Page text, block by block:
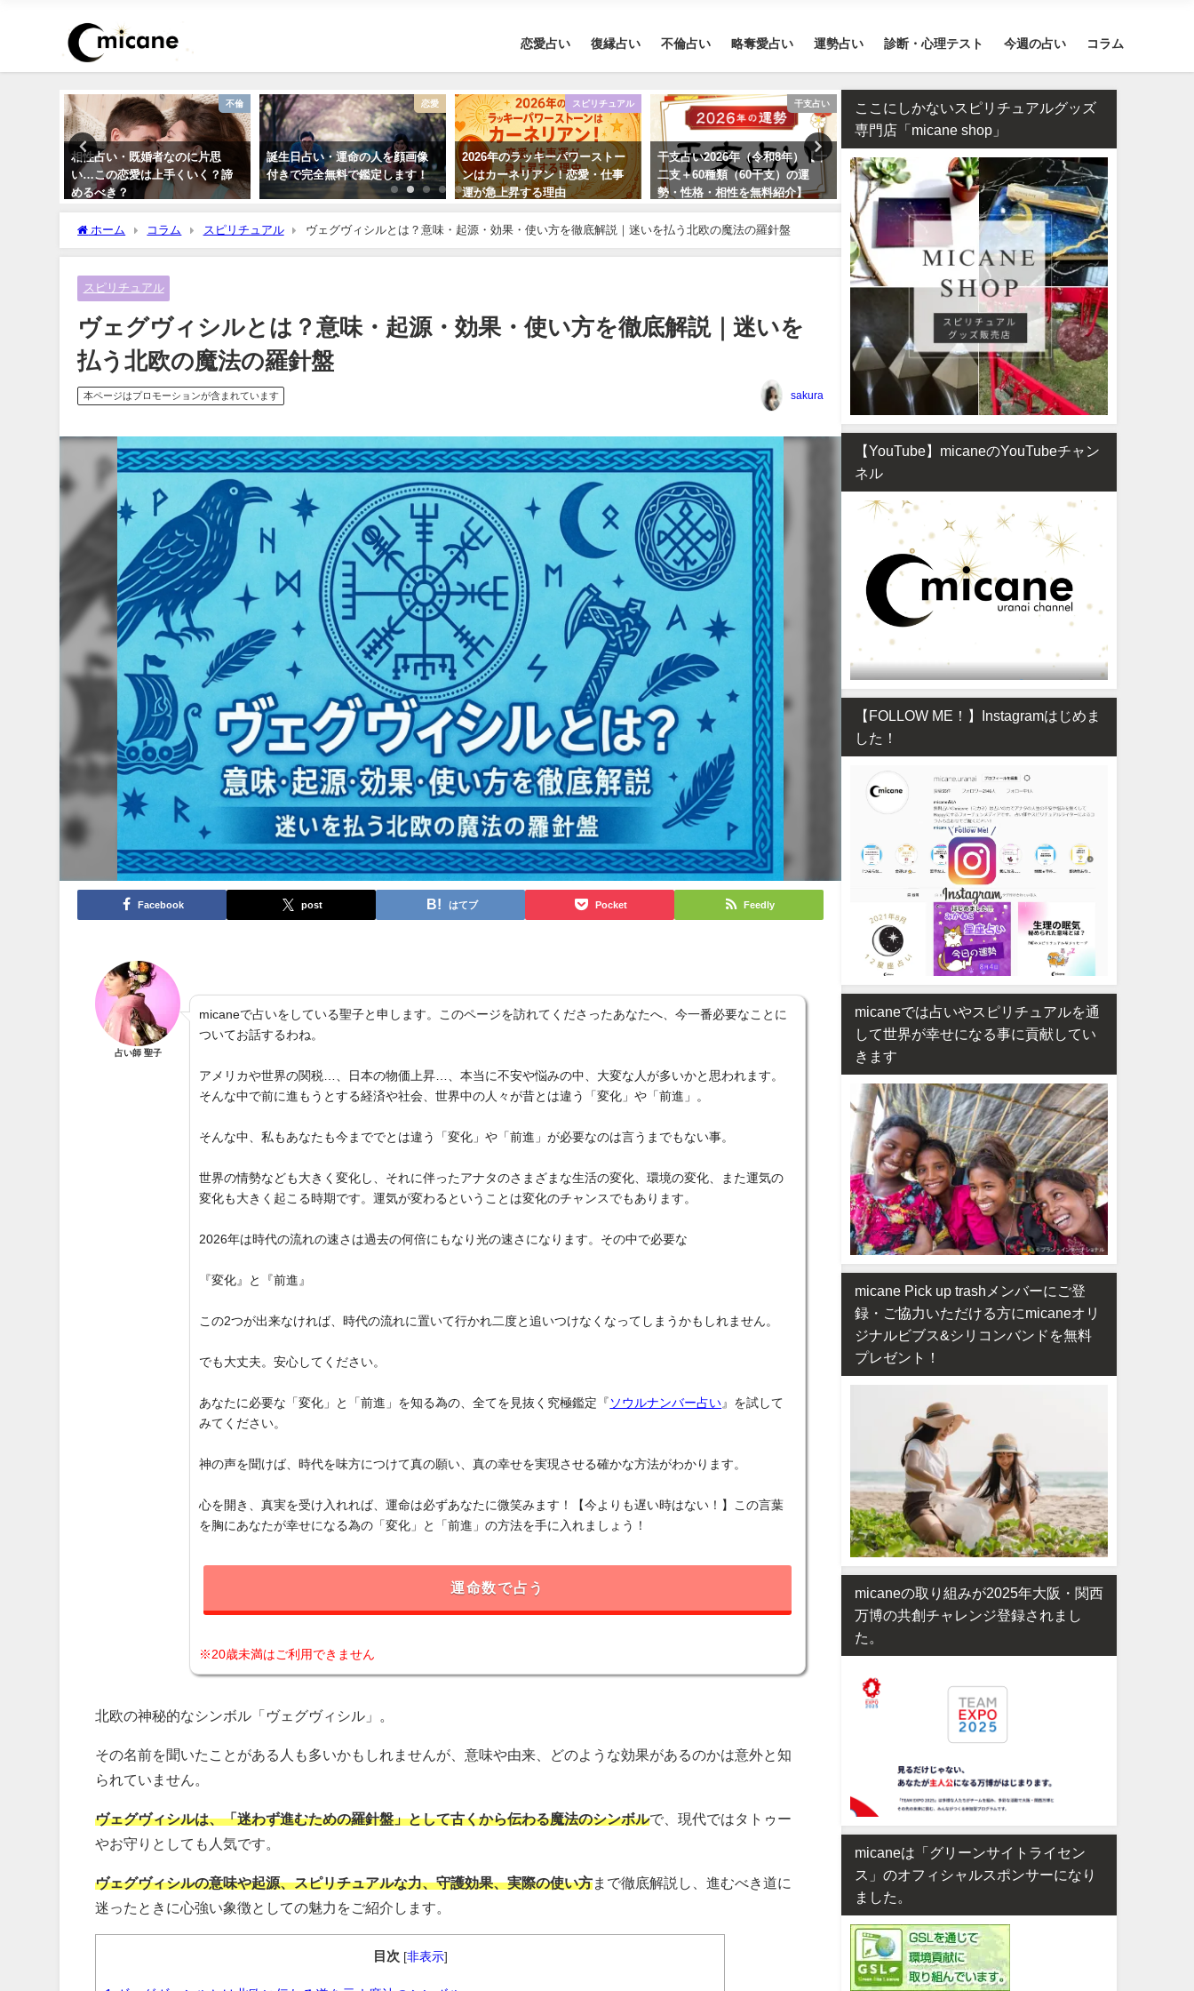
恋愛占い 復縁占い 不倫占い 略奪愛占い 運勢占い 診断・心理テスト 今週の占い コラム
不倫
相性占い・既婚者なのに片思
い…この恋愛は上手くいく？諦
めるべき？
恋愛
誕生日占い・運命の人を顔画像
付きで完全無料で鑑定します！
スピリチュアル
2026年のラッキーパワーストー
ンはカーネリアン！恋愛・仕事
運が急上昇する理由
干支占い
干支占い2026年（令和8年）【十
二支＋60種類（60干支）の運
勢・性格・相性を無料紹介】
四柱推命・日柱(干支）
四柱推命で占う2026年のあなた
の運勢【生年月日で無料鑑定】
タロット占い・元彼の今の
対する気持ちは？どう思っ
る？
ホーム コラム スピリチュアル ヴェグヴィシルとは？意味・起源・効果・使い方を徹底解説｜迷いを払う北欧の魔法の羅針盤
スピリチュアル
ヴェグヴィシルとは？意味・起源・効果・使い方を徹底解説｜迷いを
払う北欧の魔法の羅針盤
本ページはプロモーションが含まれています sakura
Facebook post はてブ Pocket Feedly
占い師 聖子
micaneで占いをしている聖子と申します。このページを訪れてくださったあなたへ、今一番必要なことに
ついてお話するわね。
アメリカや世界の関税…、日本の物価上昇…、本当に不安や悩みの中、大変な人が多いかと思われます。
そんな中で前に進もうとする経済や社会、世界中の人々が昔とは違う「変化」や「前進」。
そんな中、私もあなたも今まででとは違う「変化」や「前進」が必要なのは言うまでもない事。
世界の情勢なども大きく変化し、それに伴ったアナタのさまざまな生活の変化、環境の変化、また運気の
変化も大きく起こる時期です。運気が変わるということは変化のチャンスでもあります。
2026年は時代の流れの速さは過去の何倍にもなり光の速さになります。その中で必要な
『変化』と『前進』
この2つが出来なければ、時代の流れに置いて行かれ二度と追いつけなくなってしまうかもしれません。
でも大丈夫。安心してください。
あなたに必要な「変化」と「前進」を知る為の、全てを見抜く究極鑑定『 ソウルナンバー占い 』を試して
みてください。
神の声を聞けば、時代を味方につけて真の願い、真の幸せを実現させる確かな方法がわかります。
心を開き、真実を受け入れれば、運命は必ずあなたに微笑みます！【今よりも遅い時はない！】この言葉
を胸にあなたが幸せになる為の「変化」と「前進」の方法を手に入れましょう！
運命数で占う
※20歳未満はご利用できません
北欧の神秘的なシンボル「ヴェグヴィシル」。
その名前を聞いたことがある人も多いかもしれませんが、意味や由来、どのような効果があるのかは意外と知
られていません。
ヴェグヴィシルは、「迷わず進むための羅針盤」として古くから伝わる魔法のシンボルで、現代ではタトゥー
やお守りとしても人気です。
ヴェグヴィシルの意味や起源、スピリチュアルな力、守護効果、実際の使い方まで徹底解説し、進むべき道に
迷ったときに心強い象徴としての魅力をご紹介します。
目次 [非表示]
ここにしかないスピリチュアルグッズ
専門店「micane shop」
【YouTube】micaneのYouTubeチャン
ネル
【FOLLOW ME！】Instagramはじめま
した！
micaneでは占いやスピリチュアルを通
して世界が幸せになる事に貢献してい
きます
micane Pick up trashメンバーにご登
録・ご協力いただける方にmicaneオリ
ジナルビブス&シリコンバンドを無料
プレゼント！
micaneの取り組みが2025年大阪・関西
万博の共創チャレンジ登録されまし
た。
micaneは「グリーンサイトライセン
ス」のオフィシャルスポンサーになり
ました。